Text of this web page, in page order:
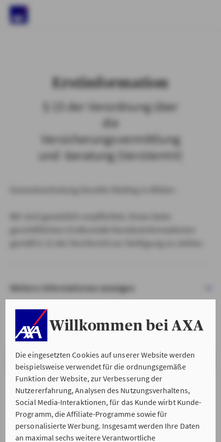
Willkommen bei AXA
Die eingesetzten Cookies auf unserer Website werden
beispielsweise verwendet für die ordnungsgemäße
Funktion der Website, zur Verbesserung der
Nutzererfahrung, Analysen des Nutzungsverhaltens,
Social Media-Interaktionen, für das Kunde wirbt Kunde-
Programm, die Affiliate-Programme sowie für
personalisierte Werbung. Insgesamt werden Ihre Daten
an maximal sechs weitere Verantwortliche
Erstinformation
§ 15 der Verordnung über
die
Versicherungsvermittlung
und -beratung (VersVermV)
Weitere Informationen anzeigen
VERSTANDEN & WEITER